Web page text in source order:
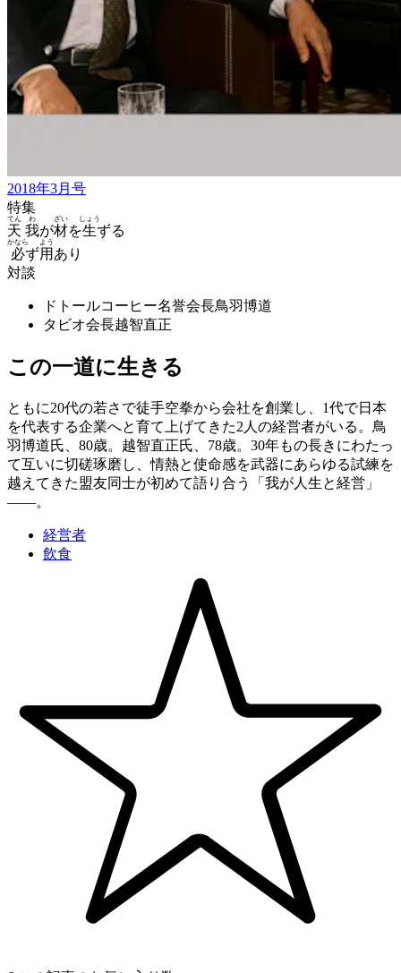
2018年3月号
特集
天
てん
我
わ
が材
ざい
を生
しょう
ずる
必
かなら
ず用
よう
あり
対談
ドトールコーヒー名誉会長鳥羽博道
タビオ会長越智直正
この一道に生きる
ともに20代の若さで徒手空拳から会社を創業し、1代で日本
を代表する企業へと育て上げてきた2人の経営者がいる。鳥
羽博道氏、80歳。越智直正氏、78歳。30年もの長きにわたっ
て互いに切磋琢磨し、情熱と使命感を武器にあらゆる試練を
越えてきた盟友同士が初めて語り合う「我が人生と経営」
——。
経営者
飲食